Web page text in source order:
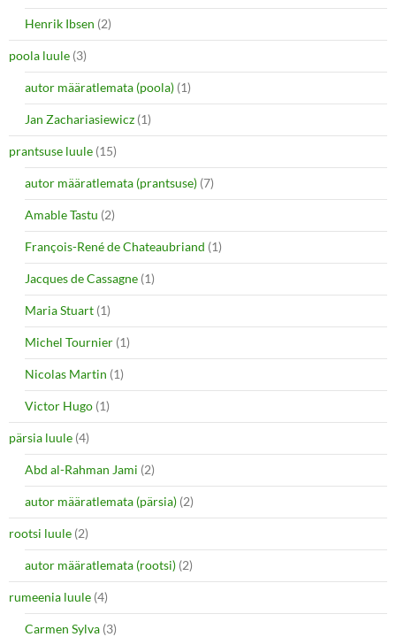
Henrik Ibsen (2)
poola luule (3)
autor määratlemata (poola) (1)
Jan Zachariasiewicz (1)
prantsuse luule (15)
autor määratlemata (prantsuse) (7)
Amable Tastu (2)
François-René de Chateaubriand (1)
Jacques de Cassagne (1)
Maria Stuart (1)
Michel Tournier (1)
Nicolas Martin (1)
Victor Hugo (1)
pärsia luule (4)
Abd al-Rahman Jami (2)
autor määratlemata (pärsia) (2)
rootsi luule (2)
autor määratlemata (rootsi) (2)
rumeenia luule (4)
Carmen Sylva (3)